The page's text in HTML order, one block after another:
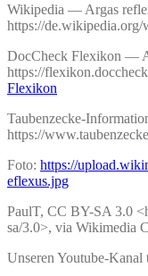
Wikipedia — Argas
https://
DocCheck Flexikon —
https://
Flexikon
Taubenzecke-
https://
Foto: https://
eflexus.jpg
PaulT, CC BY-SA 3.0
sa/3.0>, via Wikimedia
Unseren Youtube-Kanal